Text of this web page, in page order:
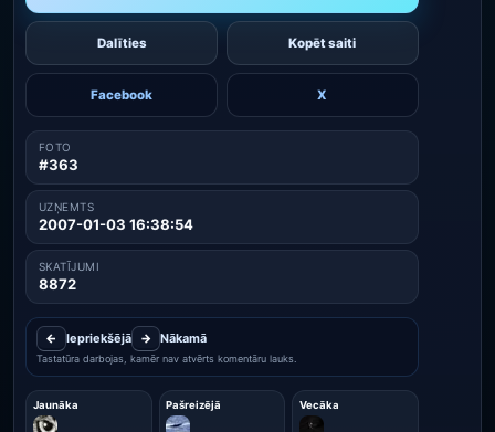
Dalīties Kopēt saiti
Facebook X
FOTO
#363
UZŅEMTS
2007-01-03 16:38:54
SKATĪJUMI
8872
← Iepriekšējā → Nākamā
Tastatūra darbojas, kamēr nav atvērts komentāru lauks.
Jaunāka Pašreizējā Vecāka